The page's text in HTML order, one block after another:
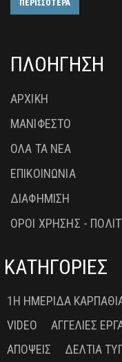
ΠΕΡΙΣΣΟΤΕΡΑ
ΠΛΟΗΓΗΣΗ
ΑΡΧΙΚΗ
ΜΑΝΙΦΕΣΤΟ
ΟΛΑ ΤΑ ΝΕΑ
ΕΠΙΚΟΙΝΩΝΙΑ
ΔΙΑΦΗΜΙΣΗ
ΟΡΟΙ ΧΡΗΣΗΣ -
ΚΑΤΗΓΟΡΙΕΣ
1Η ΗΜΕΡΊΔΑ
VIDEO
ΑΓΓΕΛΊΕΣ
ΑΠΌΨΕΙΣ
ΔΕΛΤΊΑ